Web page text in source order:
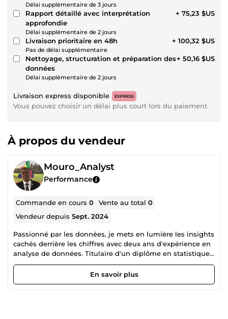
Délai supplémentaire de 3 jours
Rapport détaillé avec interprétation
approfondie
Délai supplémentaire de 2 jours
+ 75,23 $US
Livraison prioritaire en 48h
Pas de délai supplémentaire
+ 100,32 $US
Nettoyage, structuration et préparation des
données
Délai supplémentaire de 2 jours
+ 50,16 $US
Livraison express disponible EXPRESS
Vous pouvez choisir un délai plus court lors du paiement
À propos du vendeur
Mouro_Analyst
Performance
Commande en cours0 Vente au total0
Vendeur depuisSept. 2024
Passionné par les données, je mets en lumière les insights
cachés derrière les chiffres avec deux ans d'expérience en
analyse de données. Titulaire d'un diplôme en statistique,
je transforme les données en décisions stratégiques claires
En savoir plus